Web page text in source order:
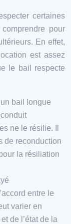
certaines
pour
En effet,
est assez
le bail respecte
bail longue
ne le résilie. Il
de reconduction
la résiliation
entre le
varier en
de l’état de la